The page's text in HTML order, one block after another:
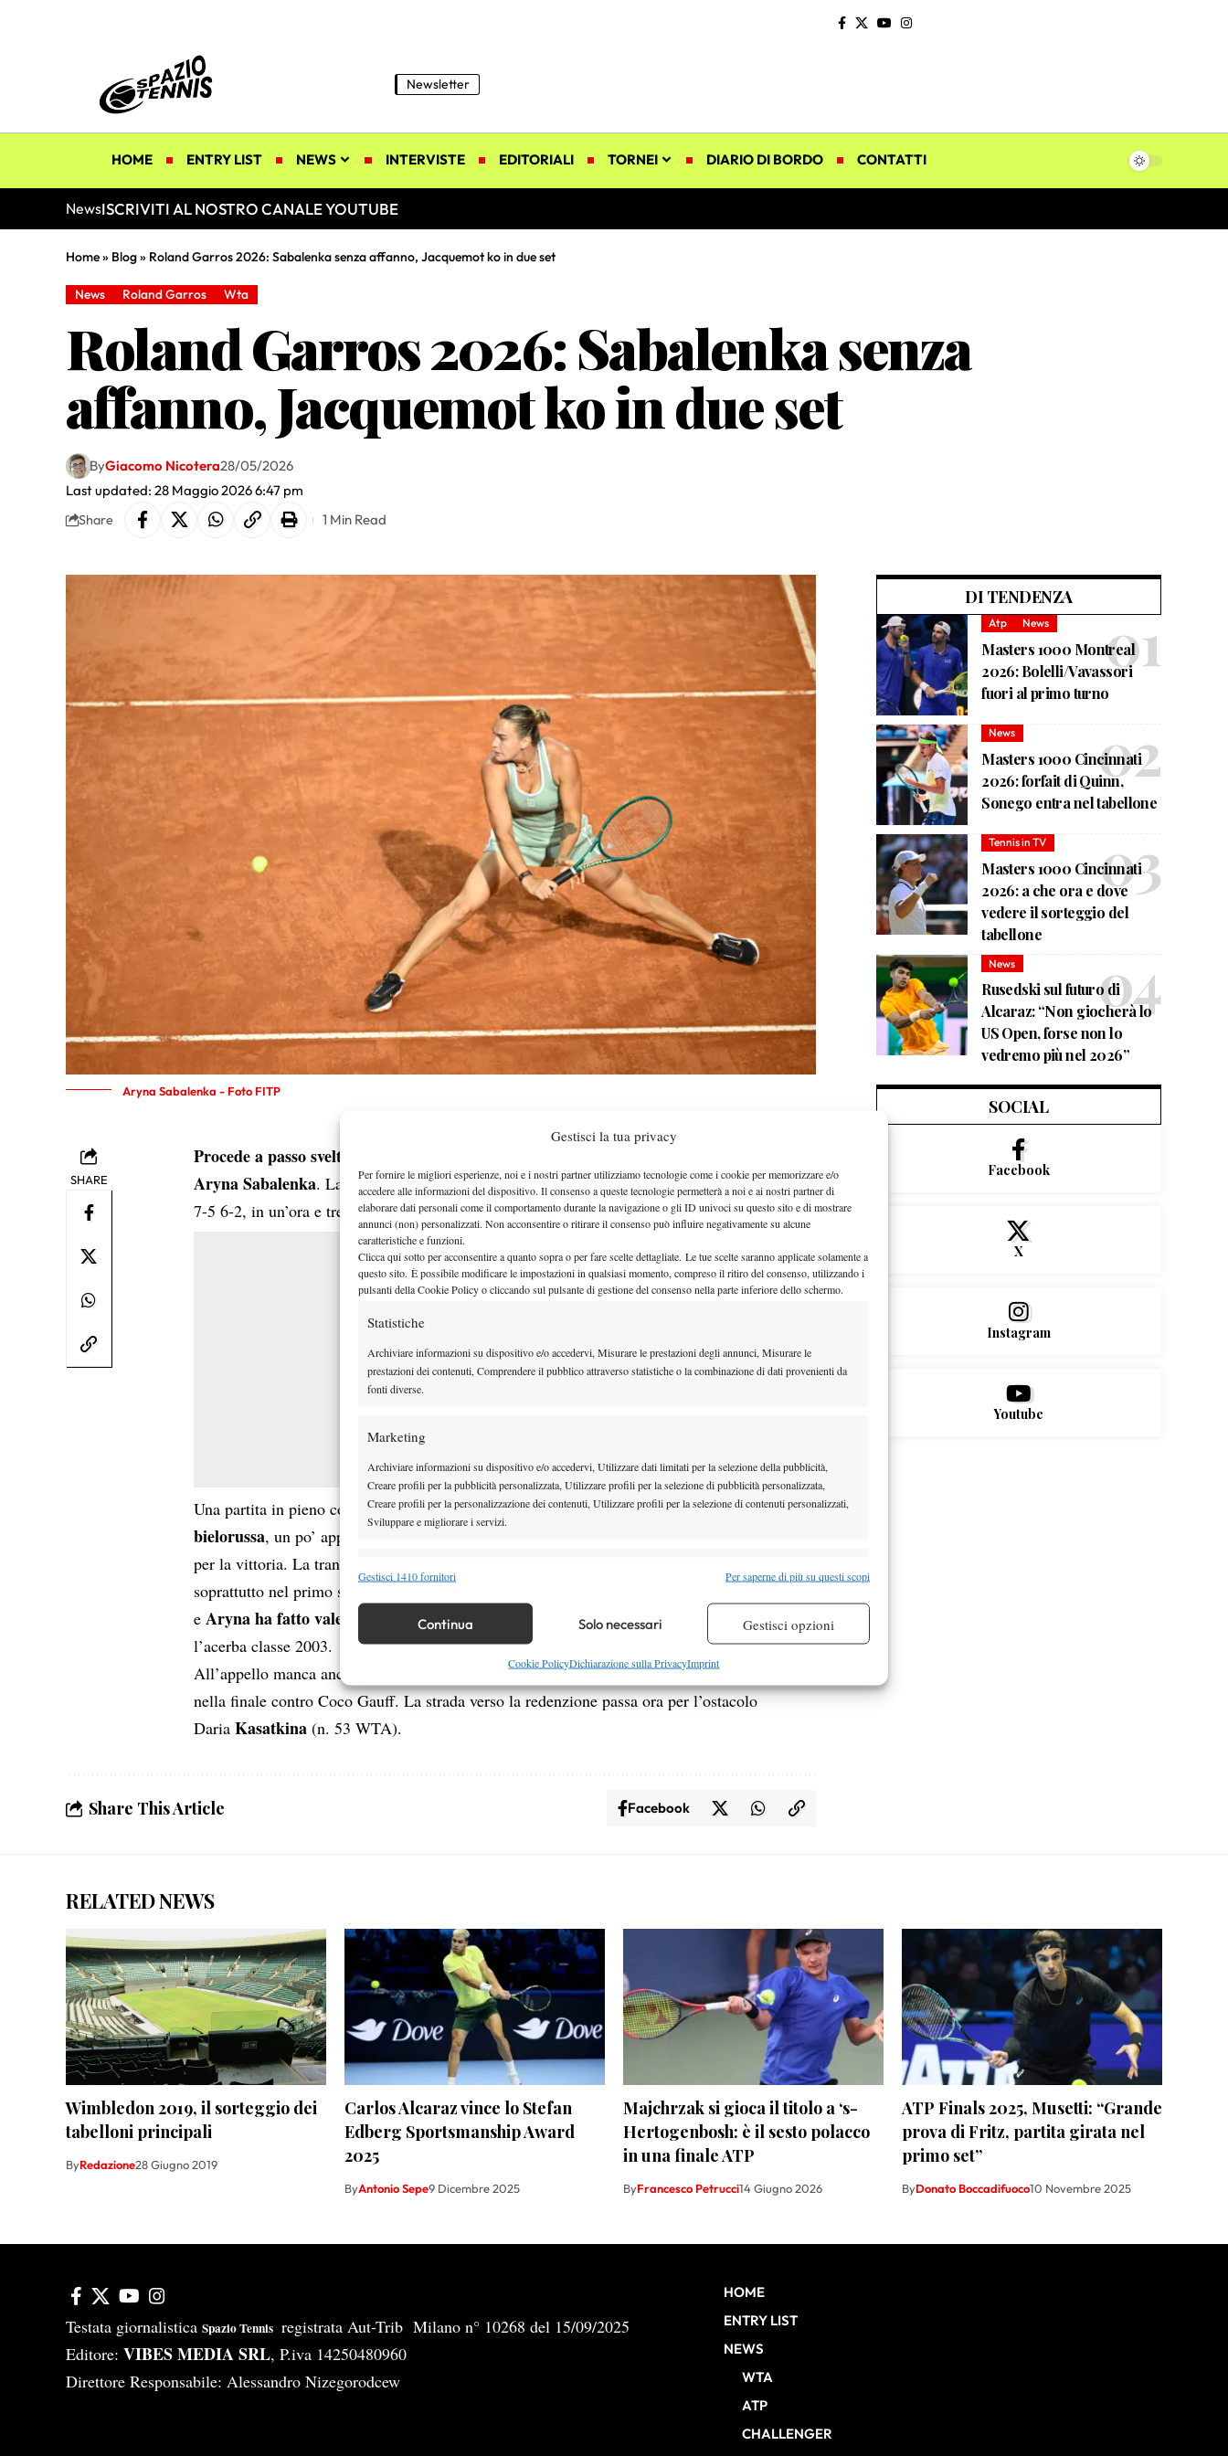
Gestisci la tua privacy
Per fornire le migliori esperienze, noi e i nostri partner utilizziamo tecnologie come i cookie per memorizzare e/o
accedere alle informazioni del dispositivo. Il consenso a queste tecnologie permetterà a noi e ai nostri partner di
elaborare dati personali come il comportamento durante la navigazione o gli ID univoci su questo sito e di mostrare
annunci (non) personalizzati. Non acconsentire o ritirare il consenso può influire negativamente su alcune
caratteristiche e funzioni.
Clicca qui sotto per acconsentire a quanto sopra o per fare scelte dettagliate. Le tue scelte saranno applicate solamente a
questo sito. È possibile modificare le impostazioni in qualsiasi momento, compreso il ritiro del consenso, utilizzando i
pulsanti della Cookie Policy o cliccando sul pulsante di gestione del consenso nella parte inferiore dello schermo.
Statistiche
Archiviare informazioni su dispositivo e/o accedervi, Misurare le prestazioni degli annunci, Misurare le
prestazioni dei contenuti, Comprendere il pubblico attraverso statistiche o la combinazione di dati provenienti da
fonti diverse.
Marketing
Archiviare informazioni su dispositivo e/o accedervi, Utilizzare dati limitati per la selezione della pubblicità,
Creare profili per la pubblicità personalizzata, Utilizzare profili per la selezione di pubblicità personalizzata,
Creare profili per la personalizzazione dei contenuti, Utilizzare profili per la selezione di contenuti personalizzati,
Sviluppare e migliorare i servizi.
Funzionalità
Identificare i dispositivi in base alle informazioni trasmesse automaticamente.
Garantire la sicurezza, prevenire e rilevare frodi, correggere errori,
Erogare e presentare pubblicità e contenuto, Salvare e comunicare le
scelte sulla privacy.
Sempre attivo
Gestisci 1410 fornitori Per saperne di più su questi scopi
Continua Solo necessari Gestisci opzioni
Cookie PolicyDichiarazione sulla PrivacyImprint
Newsletter
HOME ENTRY LIST NEWS INTERVISTE EDITORIALI TORNEI DIARIO DI BORDO CONTATTI
NewsISCRIVITI AL NOSTRO CANALE YOUTUBE
Home» Blog» Roland Garros 2026: Sabalenka senza affanno, Jacquemot ko in due set
News Roland Garros Wta
Roland Garros 2026: Sabalenka senza
affanno, Jacquemot ko in due set
Last updated: 28 Maggio 2026 6:47 pm
ByGiacomo Nicotera28/05/2026
Share 1 Min Read
Aryna Sabalenka - Foto FITP
SHARE
Procede a passo svelto e ritmo serrato il cammino al Roland Garros 2026 di
Aryna Sabalenka. La numero 1 del mondo ha liquidato ElsaJacquemotin due set,
7-5 6-2, in un’ora e trenta circa, staccando così il pass per il terzo turno.
Una partita in pieno controllo,senza rischi né accenni di gran gioco per la
bielorussa, un po’ appannata nei primi game prima di trovare la lucidità necessaria
per la vittoria. La transalpina, dal canto suo, ha mostrato un ottimo livello,
soprattutto nel primo set. Nella seconda frazione è venuta fuori la disparità tra le due
e Aryna ha fatto valere l’esperienza dei quattro titoli Slamin bacheca contro
l’acerba classe 2003.
All’appello manca ancora il Major parigino, sfiorato proprio nella passata stagione
nella finale contro Coco Gauff. La strada verso la redenzione passa ora per l’ostacolo
DariaKasatkina (n. 53 WTA).
Share This Article Facebook
DI TENDENZA
Atp News
Masters 1000 Montreal
2026: Bolelli/Vavassori
fuori al primo turno
News
Masters 1000 Cincinnati
2026: forfait di Quinn,
Sonego entra nel tabellone
Tennis in TV
Masters 1000 Cincinnati
2026: a che ora e dove
vedere il sorteggio del
tabellone
News
Rusedski sul futuro di
Alcaraz: “Non giocherà lo
US Open, forse non lo
vedremo più nel 2026”
SOCIAL
Facebook
X
Instagram
Youtube
RELATED NEWS
Wimbledon 2019, il sorteggio dei
tabelloni principali
ByRedazione28 Giugno 2019
Carlos Alcaraz vince lo Stefan
Edberg Sportsmanship Award
2025
ByAntonio Sepe9 Dicembre 2025
Majchrzak si gioca il titolo a ‘s-
Hertogenbosh: è il sesto polacco
in una finale ATP
ByFrancesco Petrucci14 Giugno 2026
ATP Finals 2025, Musetti: “Grande
prova di Fritz, partita girata nel
primo set”
ByDonato Boccadifuoco10 Novembre 2025
Testata giornalistica Spazio Tennis registrata Aut-Trib Milano n° 10268 del 15/09/2025
Editore: VIBES MEDIA SRL, P.iva 14250480960
Direttore Responsabile: Alessandro Nizegorodcew
HOME
ENTRY LIST
NEWS
WTA
ATP
CHALLENGER